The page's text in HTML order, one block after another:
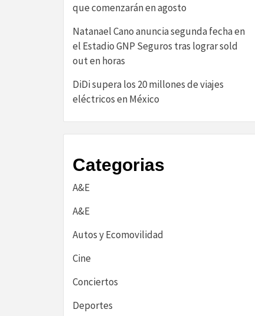
que comenzarán en agosto
Natanael Cano anuncia segunda fecha en
el Estadio GNP Seguros tras lograr sold
out en horas
DiDi supera los 20 millones de viajes
eléctricos en México
Categorias
A&E
A&E
Autos y Ecomovilidad
Cine
Conciertos
Deportes